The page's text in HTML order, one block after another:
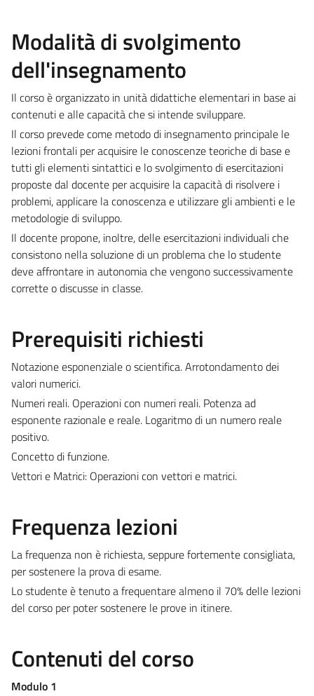
Modalità di svolgimento
dell'insegnamento
Il corso è organizzato in unità didattiche elementari in base ai
contenuti e alle capacità che si intende sviluppare.
Il corso prevede come metodo di insegnamento principale le
lezioni frontali per acquisire le conoscenze teoriche di base e
tutti gli elementi sintattici e lo svolgimento di esercitazioni
proposte dal docente per acquisire la capacità di risolvere i
problemi, applicare la conoscenza e utilizzare gli ambienti e le
metodologie di sviluppo.
Il docente propone, inoltre, delle esercitazioni individuali che
consistono nella soluzione di un problema che lo studente
deve affrontare in autonomia che vengono successivamente
corrette o discusse in classe.
Prerequisiti richiesti
Notazione esponenziale o scientifica. Arrotondamento dei
valori numerici.
Numeri reali. Operazioni con numeri reali. Potenza ad
esponente razionale e reale. Logaritmo di un numero reale
positivo.
Concetto di funzione.
Vettori e Matrici: Operazioni con vettori e matrici.
Frequenza lezioni
La frequenza non è richiesta, seppure fortemente consigliata,
per sostenere la prova di esame.
Lo studente è tenuto a frequentare almeno il 70% delle lezioni
del corso per poter sostenere le prove in itinere.
Contenuti del corso
Modulo 1